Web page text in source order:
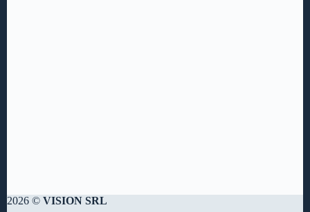
2026 © VISION SRL